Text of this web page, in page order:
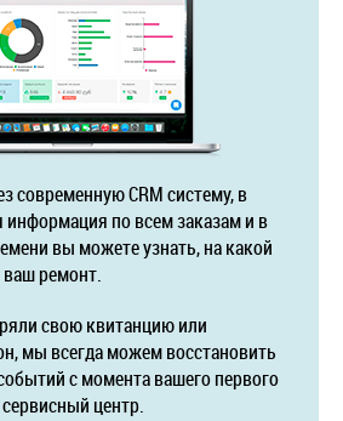
современную CRM систему, в
информация по всем заказам и в
вы можете узнать, на какой
ваш ремонт.
свою квитанцию или
мы всегда можем восстановить
с момента вашего первого
центр.